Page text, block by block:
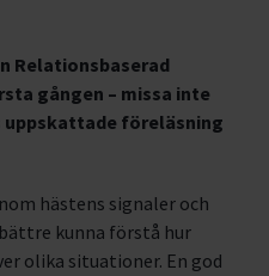
Relationsbaserad
gången – missa inte
uppskattade föreläsning
hästens signaler och
kunna förstå hur
olika situationer. En god